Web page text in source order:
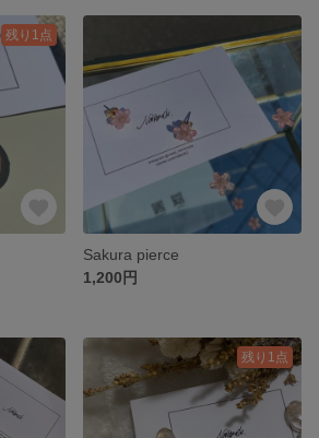
残り1点
Sakura pierce
1,200円
残り1点